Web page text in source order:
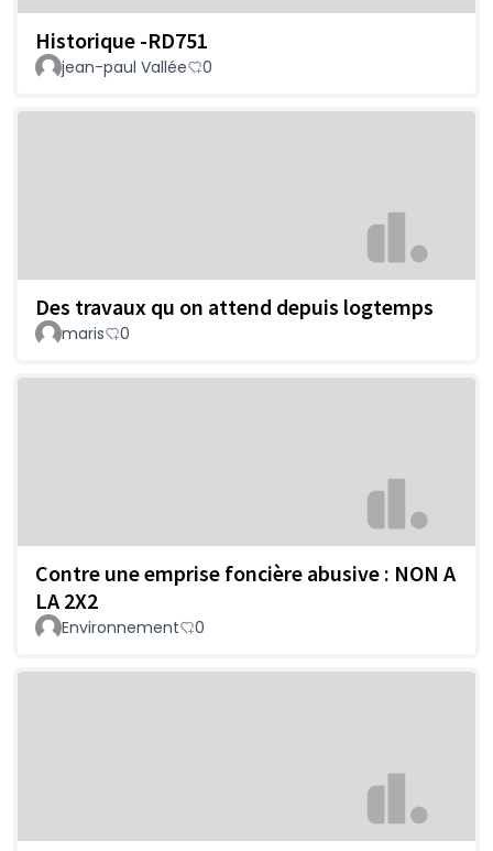
Historique -RD751
jean-paul Vallée 0
Des travaux qu on attend depuis logtemps
maris 0
Contre une emprise foncière abusive : NON A
LA 2X2
Environnement 0